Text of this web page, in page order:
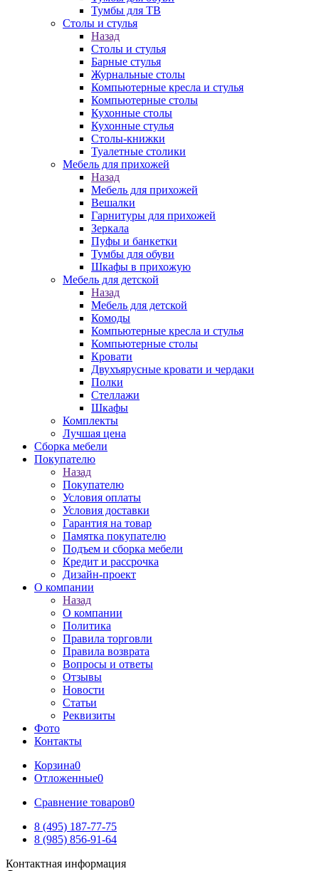
Тумбы для ТВ
Столы и стулья
Назад
Столы и стулья
Барные стулья
Журнальные столы
Компьютерные кресла и стулья
Компьютерные столы
Кухонные столы
Кухонные стулья
Столы-книжки
Туалетные столики
Мебель для прихожей
Назад
Мебель для прихожей
Вешалки
Гарнитуры для прихожей
Зеркала
Пуфы и банкетки
Тумбы для обуви
Шкафы в прихожую
Мебель для детской
Назад
Мебель для детской
Комоды
Компьютерные кресла и стулья
Компьютерные столы
Кровати
Двухъярусные кровати и чердаки
Полки
Стеллажи
Шкафы
Комплекты
Лучшая цена
Сборка мебели
Покупателю
Назад
Покупателю
Условия оплаты
Условия доставки
Гарантия на товар
Памятка покупателю
Подъем и сборка мебели
Кредит и рассрочка
Дизайн-проект
О компании
Назад
О компании
Политика
Правила торговли
Правила возврата
Вопросы и ответы
Отзывы
Новости
Статьи
Реквизиты
Фото
Контакты
Корзина0
Отложенные0
Сравнение товаров0
8 (495) 187-77-75
8 (985) 856-91-64
Контактная информация